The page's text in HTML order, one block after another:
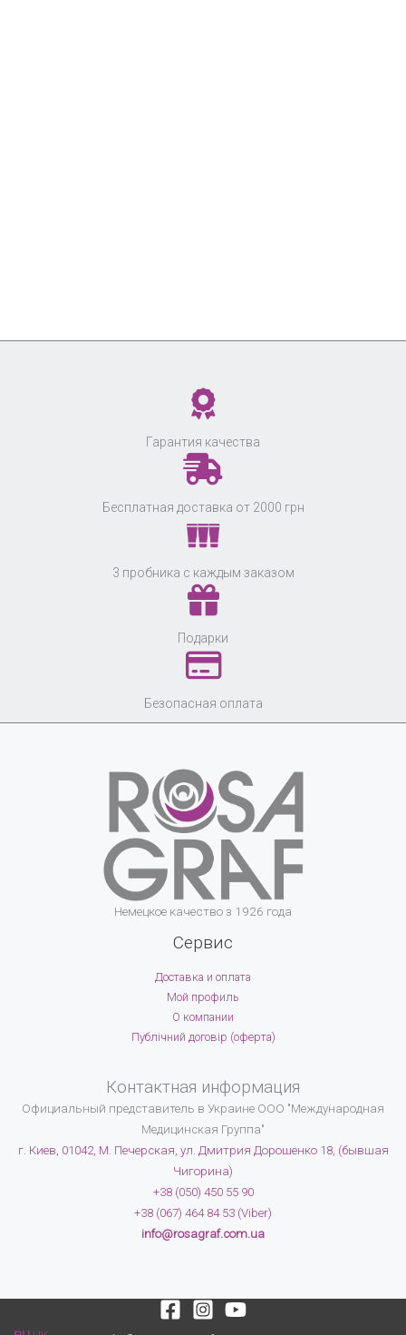
Гарантия качества
Бесплатная доставка от 2000 грн
3 пробника с каждым заказом
Подарки
Безопасная оплата
Немецкое качество з 1926 года
Сервис
Доставка и оплата
Мой профиль
О компании
Публічний договір (оферта)
Контактная информация
Официальный представитель в Украине ООО "Международная
Медицинская Группа"
г. Киев, 01042, М. Печерская, ул. Дмитрия Дорошенко 18, (бывшая
Чигорина)
+38 (050) 450 55 90
+38 (067) 464 84 53 (Viber)
info@rosagraf.com.ua